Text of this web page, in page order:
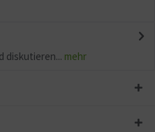
diskutieren... mehr